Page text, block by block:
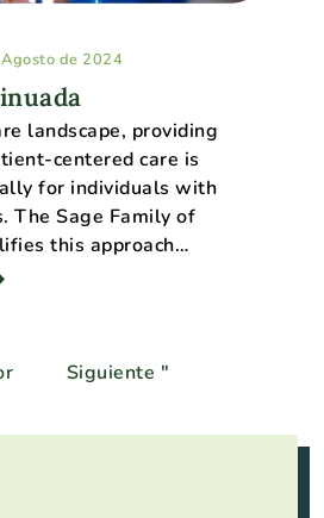
Agosto de 2024
landscape, providing
centered care is
for individuals with
The Sage Family of
this approach…
Siguiente "